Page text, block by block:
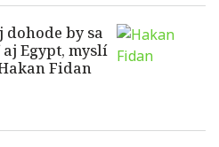
by sa
Egypt, myslí
Fidan